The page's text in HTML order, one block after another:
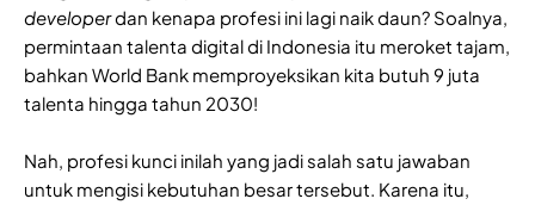
developerdan kenapa profesi ini lagi naik daun? Soalnya,
permintaan talenta digital di Indonesia itu meroket tajam,
bahkan World Bank memproyeksikan kita butuh 9 juta
talenta hingga tahun 2030!
Nah, profesi kunci inilah yang jadi salah satu jawaban
untuk mengisi kebutuhan besar tersebut. Karena itu,